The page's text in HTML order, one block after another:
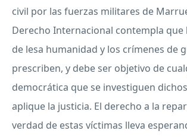
civil por las fuerzas militares de
Derecho Internacional contempla que
de lesa humanidad y los crímenes de
prescriben, y debe ser objetivo de
democrática que se investiguen
aplique la justicia. El derecho a la
verdad de estas víctimas lleva